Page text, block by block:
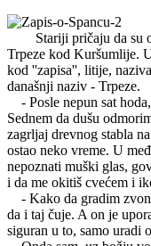
Stariji pričaju da su
Trpeze kod Kuršumlije.
kod ''zapisa'', litije,
današnji naziv - Trpeze.
- Posle nepun sat
Sednem da dušu
zagrljaj drevnog stabla
ostao neko vreme. U
nepoznati muški glas,
i da me okitiš cvećem i
- Kako da gradim
da i taj čuje. A on je
siguran u to, samo uradi